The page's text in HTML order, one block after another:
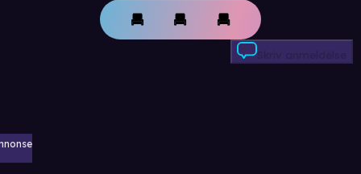
Skriv anmeldelse